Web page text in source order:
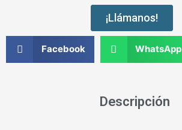
¡Llámanos!
Facebook WhatsApp
Descripción